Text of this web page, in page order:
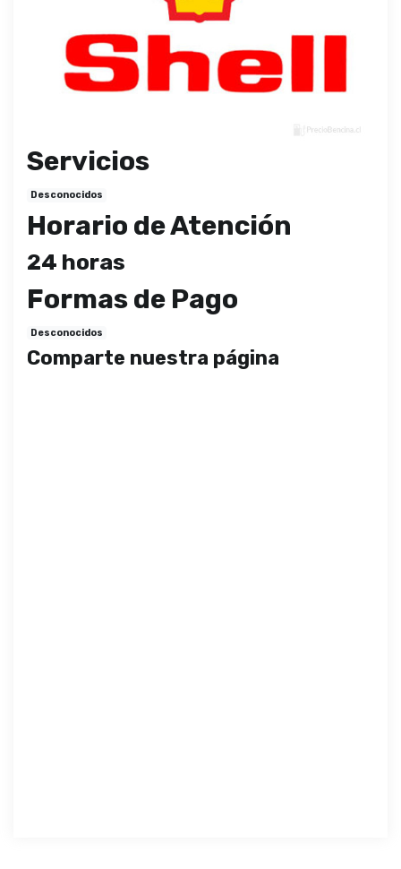
Servicios
Desconocidos
Horario de Atención
24 horas
Formas de Pago
Desconocidos
Comparte nuestra página